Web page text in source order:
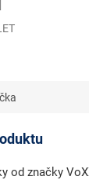
od značky